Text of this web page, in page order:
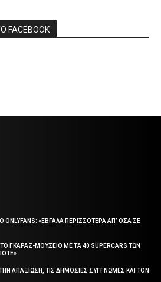
«ΕΒΓΑΛΑ ΠΕΡΙΣΣΟΤΕΡΑ ΑΠ’ ΟΣΑ ΣΕ
ΓΚΑΡΑΖ-ΜΟΥΣΕΙΟ ΜΕ ΤΑ 40 SUPERCARS ΤΩΝ
ΑΠΑΞΙΩΣΗ, ΤΙΣ ΔΗΜΟΣΙΕΣ ΣΥΓΓΝΩΜΕΣ ΚΑΙ ΤΟΝ